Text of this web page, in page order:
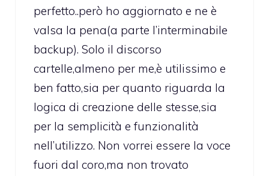
perfetto..però ho aggiornato e ne è
valsa la pena(a parte l’interminabile
backup). Solo il discorso
cartelle,almeno per me,è utilissimo e
ben fatto,sia per quanto riguarda la
logica di creazione delle stesse,sia
per la semplicità e funzionalità
nell’utilizzo. Non vorrei essere la voce
fuori dal coro,ma non trovato